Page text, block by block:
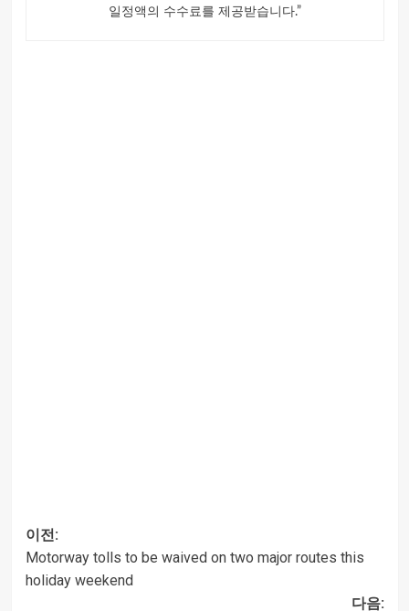
일정액의 수수료를 제공받습니다.”
글
이전:
Motorway tolls to be waived on two major routes this
holiday weekend
다음: